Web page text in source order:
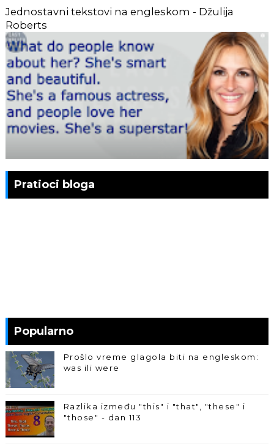
Jednostavni tekstovi na engleskom - Džulija
Roberts
Pratioci bloga
Popularno
Prošlo vreme glagola biti na engleskom:
was ili were
Razlika između "this" i "that", "these" i
"those" - dan 113